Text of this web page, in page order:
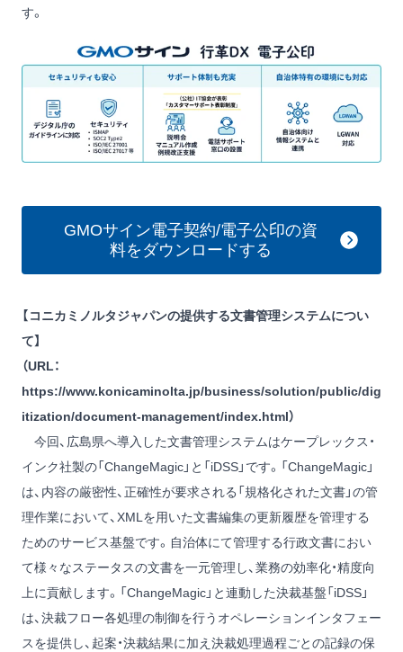
す。
GMOサイン電子契約/電子公印の資
料をダウンロードする
【コニカミノルタジャパンの提供する文書管理システムについ
て】
（URL：
https://www.konicaminolta.jp/business/solution/public/dig
itization/document-management/index.html）
今回、広島県へ導入した文書管理システムはケープレックス・
インク社製の「ChangeMagic」と「iDSS」です。「ChangeMagic」
は、内容の厳密性、正確性が要求される「規格化された文書」の管
理作業において、XMLを用いた文書編集の更新履歴を管理する
ためのサービス基盤です。自治体にて管理する行政文書におい
て様々なステータスの文書を一元管理し、業務の効率化・精度向
上に貢献します。「ChangeMagic」と連動した決裁基盤「iDSS」
は、決裁フロー各処理の制御を行うオペレーションインタフェー
スを提供し、起案・決裁結果に加え決裁処理過程ごとの記録の保